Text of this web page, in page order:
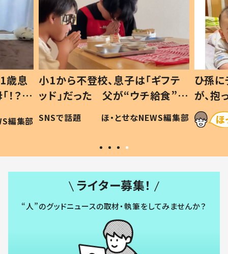
歳息
？」
編集部
小1から不登校、息子は「ギフテ
ッド」だった 父が“ウチ給食”を
作り続ける理由とは #令和の親
#令和の子
SNSで話題 ほ・とせなNEWS編集部
ひ孫
が、
「涙が
い」
ライター募集！
“人”のグッドニュースの取材・執筆をしてみませんか？